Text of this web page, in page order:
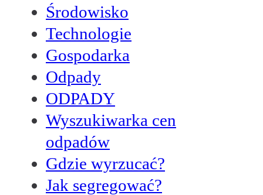
Środowisko
Technologie
Gospodarka
Odpady
ODPADY
Wyszukiwarka cen
odpadów
Gdzie wyrzucać?
Jak segregować?